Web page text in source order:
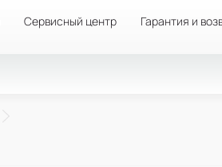
Сервисный центр Гарантия и